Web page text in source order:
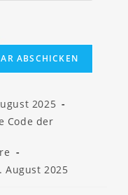
2025
Code der
August 2025